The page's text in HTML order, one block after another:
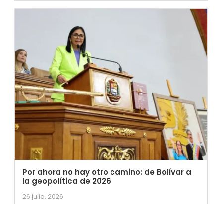
Por ahora no hay otro camino: de Bolívar a
la geopolítica de 2026
26 julio, 2026